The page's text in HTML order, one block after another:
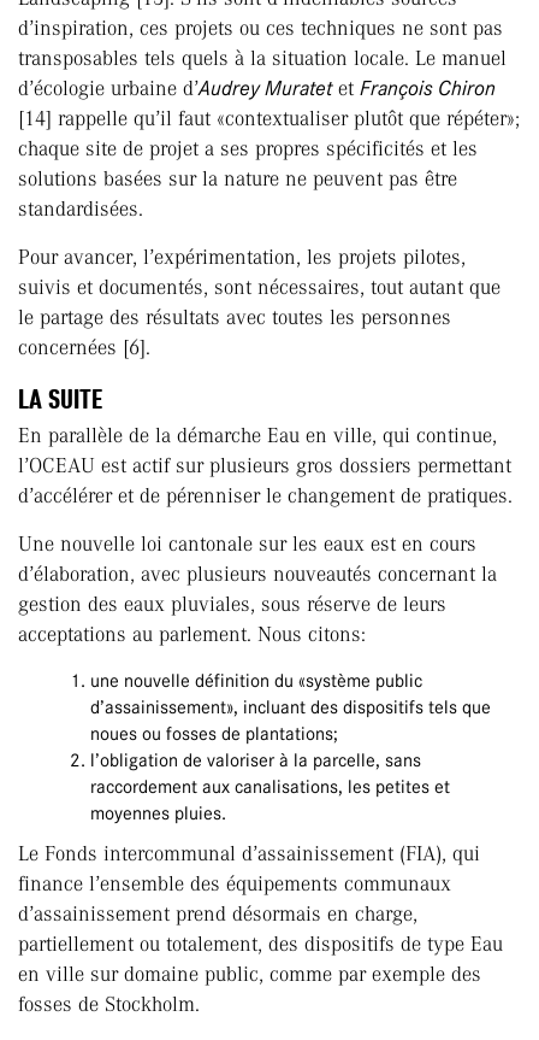
d’inspiration, ces projets ou ces techniques ne sont pas
transposables tels quels à la situation locale. Le manuel
d’écologie urbaine d’Audrey Muratetet François Chiron
[14] rappelle qu’il faut «contextualiser plutôt que répéter»;
chaque site de projet a ses propres spécificités et les
solutions basées sur la nature ne peuvent pas être
standardisées.
Pour avancer, l’expérimentation, les projets pilotes,
suivis et documentés, sont nécessaires, tout autant que
le partage des résultats avec toutes les personnes
concernées [6].
LA SUITE
En parallèle de la démarche Eau en ville, qui continue,
l’OCEAU est actif sur plusieurs gros dossiers permettant
d’accélérer et de pérenniser le changement de pratiques.
Une nouvelle loi cantonale sur les eaux est en cours
d’élaboration, avec plusieurs nouveautés concernant la
gestion des eaux pluviales, sous réserve de leurs
acceptations au parlement. Nous citons:
une nouvelle définition du «système public
d’assainissement», incluant des dispositifs tels que
noues ou fosses de plantations;
l’obligation de valoriser à la parcelle, sans
raccordement aux canalisations, les petites et
moyennes pluies.
Le Fonds intercommunal d’assainissement (FIA), qui
finance l’ensemble des équipements communaux
d’assainissement prend désormais en charge,
partiellement ou totalement, des dispositifs de type Eau
en ville sur domaine public, comme par exemple des
fosses de Stockholm.